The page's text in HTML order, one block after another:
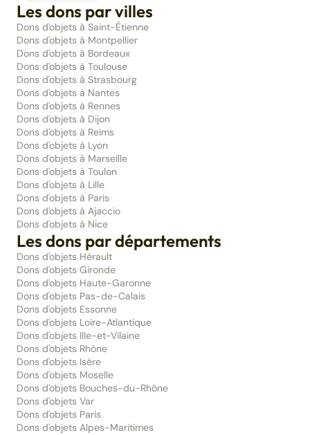
Les dons par villes
Dons d'objets à Saint-Étienne
Dons d'objets à Montpellier
Dons d'objets à Bordeaux
Dons d'objets à Toulouse
Dons d'objets à Strasbourg
Dons d'objets à Nantes
Dons d'objets à Rennes
Dons d'objets à Dijon
Dons d'objets à Reims
Dons d'objets à Lyon
Dons d'objets à Marseille
Dons d'objets à Toulon
Dons d'objets à Lille
Dons d'objets à Paris
Dons d'objets à Ajaccio
Dons d'objets à Nice
Les dons par départements
Dons d'objets Hérault
Dons d'objets Gironde
Dons d'objets Haute-Garonne
Dons d'objets Pas-de-Calais
Dons d'objets Essonne
Dons d'objets Loire-Atlantique
Dons d'objets Ille-et-Vilaine
Dons d'objets Rhône
Dons d'objets Isère
Dons d'objets Moselle
Dons d'objets Bouches-du-Rhône
Dons d'objets Var
Dons d'objets Paris
Dons d'objets Alpes-Maritimes